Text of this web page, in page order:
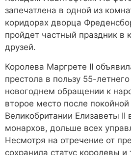
запечатлена в одной из
коридорах дворца
пройдет частный праздник в
друзей.
Королева Маргрете II
престола в пользу 55-
новогоднем обращении к
второе место после
Великобритании Елизаветы II
монархов, дольше всех
Несмотря на отречение от
сохранила статус королевы и